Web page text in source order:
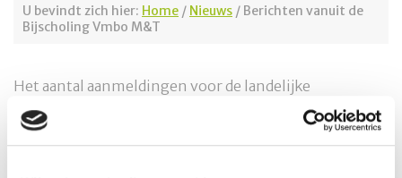
U bevindt zich hier: Home / Nieuws / Berichten vanuit de
Bijscholing Vmbo M&T
Het aantal aanmeldingen voor de landelijke
bijscholing is afgelopen maand weer gegroeid. M&T
blijft echter achter met aanmeldingen. Om die reden